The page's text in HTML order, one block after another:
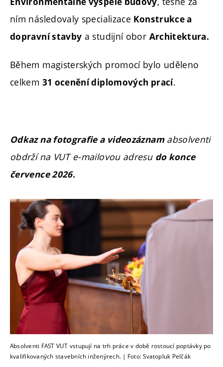
ním následovaly specializace Konstrukce a
dopravní stavby a studijní obor Architektura.
Během magisterských promocí bylo uděleno
celkem 31 ocenění diplomových prací.
Odkaz na fotografie a videozáznamabsolventi
obdrží na VUT e-mailovou adresu do konce
července 2026.
Absolventi FAST VUT vstupují na trh práce v době rostoucí poptávky po
kvalifikovaných stavebních inženýrech. | Foto: Svatopluk Pelčák